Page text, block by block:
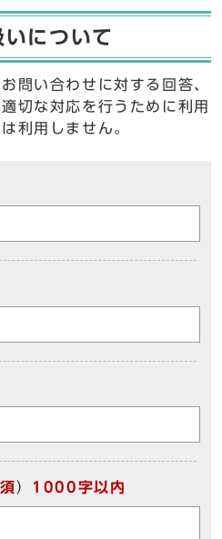
について
問い合わせに対する回答、
切な対応を行うために利用
利用しません。
） 1000字以内